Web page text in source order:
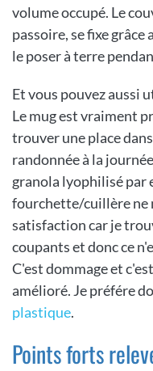
volume occupé. Le
passoire, se fixe
le poser à terre
Et vous pouvez aussi
Le mug est vraiment
trouver une place
randonnée à la
granola lyophilisé par
fourchette/cuillère ne
satisfaction car je
coupants et donc ce
C'est dommage et
amélioré. Je préfére
plastique.
Points forts